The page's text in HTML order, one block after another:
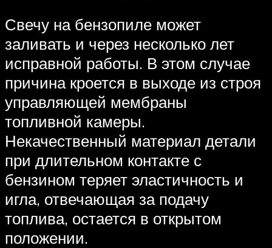
Свечу на бензопиле может
заливать и через несколько лет
исправной работы. В этом случае
причина кроется в выходе из строя
управляющей мембраны
топливной камеры.
Некачественный материал детали
при длительном контакте с
бензином теряет эластичность и
игла, отвечающая за подачу
топлива, остается в открытом
положении.